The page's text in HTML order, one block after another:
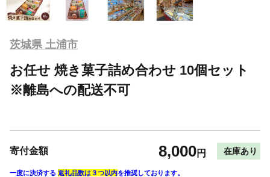
茨城県 土浦市
お任せ 焼き菓子詰め合わせ 10個セット
※離島への配送不可
寄付金額 8,000円 在庫あり
一度に決済する 返礼品数は３つ以内を推奨しております。